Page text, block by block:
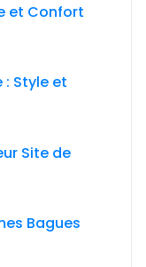
et Confort
: Style et
Site de
Bagues